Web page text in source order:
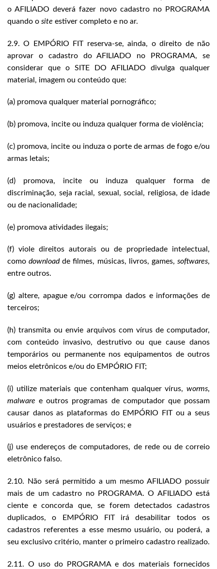
o AFILIADO deverá fazer novo cadastro no PROGRAMA
quando o site estiver completo e no ar.
2.9. O EMPÓRIO FIT reserva-se, ainda, o direito de não
aprovar o cadastro do AFILIADO no PROGRAMA, se
considerar que o SITE DO AFILIADO divulga qualquer
material, imagem ou conteúdo que:
(a) promova qualquer material pornográfico;
(b) promova, incite ou induza qualquer forma de violência;
(c) promova, incite ou induza o porte de armas de fogo e/ou
armas letais;
(d) promova, incite ou induza qualquer forma de
discriminação, seja racial, sexual, social, religiosa, de idade
ou de nacionalidade;
(e) promova atividades ilegais;
(f) viole direitos autorais ou de propriedade intelectual,
comodownloadde filmes, músicas, livros, games,softwares,
entre outros.
(g) altere, apague e/ou corrompa dados e informações de
terceiros;
(h) transmita ou envie arquivos com vírus de computador,
com conteúdo invasivo, destrutivo ou que cause danos
temporários ou permanente nos equipamentos de outros
meios eletrônicos e/ou do EMPÓRIO FIT;
(i) utilize materiais que contenham qualquer vírus, worms,
malware e outros programas de computador que possam
causar danos as plataformas do EMPÓRIO FIT ou a seus
usuários e prestadores de serviços; e
(j) use endereços de computadores, de rede ou de correio
eletrônico falso.
2.10. Não será permitido a um mesmo AFILIADO possuir
mais de um cadastro no PROGRAMA. O AFILIADO está
ciente e concorda que, se forem detectados cadastros
duplicados, o EMPÓRIO FIT irá desabilitar todos os
cadastros referentes a esse mesmo usuário, ou poderá, a
seu exclusivo critério, manter o primeiro cadastro realizado.
2.11. O uso do PROGRAMA e dos materiais fornecidos